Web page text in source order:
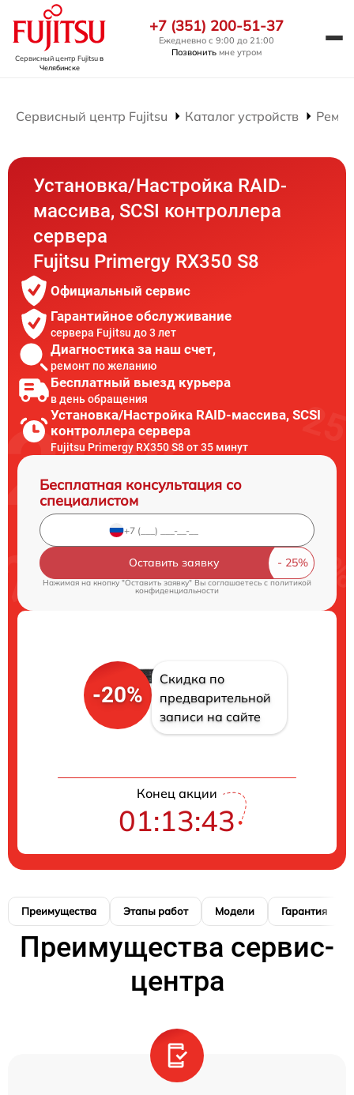
Сервисный центр Fujitsuв
Челябинске
+7 (351) 200-51-37
Ежедневно с 9:00 до 21:00
Позвонить мне утром
Сервисный центр Fujitsu Каталог устройств
Установка/Настройка RAID-
массива, SCSI контроллера
сервера
Fujitsu Primergy RX350 S8
Официальный сервис
Гарантийное обслуживание
сервера Fujitsu до 3 лет
Диагностика за наш счет,
ремонт по желанию
Бесплатный выезд курьера
в день обращения
Установка/Настройка RAID-массива, SCSI
контроллера сервера
Fujitsu Primergy RX350 S8 от 35 минут
Бесплатная консультация со
специалистом
Оставить заявку
Нажимая на кнопку "Оставить заявку" Вы соглашаетесь cполитикой
конфиденциальности
-20%
Скидка по
предварительной
записи на сайте
Конец акции
01:13:42
Преимущества Этапы работ Модели Гарантия
Преимущества сервис-
центра